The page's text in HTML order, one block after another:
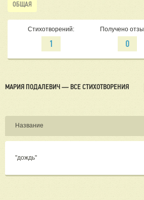
ОБЩАЯ
Стихотворений:
1
Получено
0
МАРИЯ ПОДАЛЕВИЧ — ВСЕ СТИХОТВОРЕНИЯ
Название
"дождь"